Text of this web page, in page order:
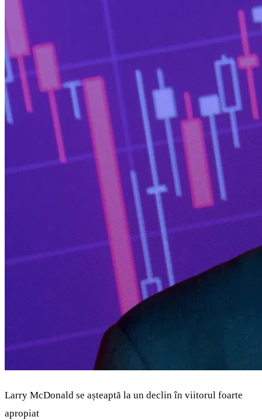
Larry McDonald se așteaptă la un declin în viitorul foarte
apropiat